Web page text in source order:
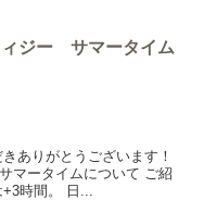
ジー サマータイム
ありがとうございます！
マータイムについて ご紹
時間。 日...